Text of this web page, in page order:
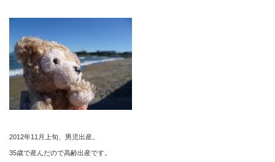
2012年11月上旬、男児出産。
35歳で産んだので高齢出産です。